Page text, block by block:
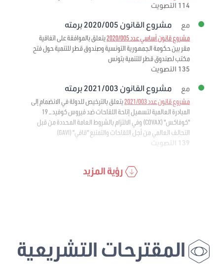
114 التصويت
مع مشروع القانون 2020/005 برمته
مشروع قانون أساسي عدد 2020/005
يتعلق بالموافقة على اتفاقية
مقر بين حكومة الجمهورية التونسية وصندوق قطر للتنمية حول فتح
مكتب لصندوق قطر للتنمية بتونس
135 التصويت
مع مشروع القانون 2021/003 برمته
مشروع قانون عدد 2021/003
يتعلق بالترخيص للدولة في الانضمام إلى
المبادرة العالمية لتسهيل إتاحة اللقاحات ضد فيروس كوفيد – 19
"كوفاكس" (COVAX) وفي الالتزام بالشروط العامة المحددة من قبل
التحالف العالمي من أجل اللقاحات والتمنيع "قافي" (GAVI)
139 التصويت
رؤية المزيد
المقترحات التشريعية